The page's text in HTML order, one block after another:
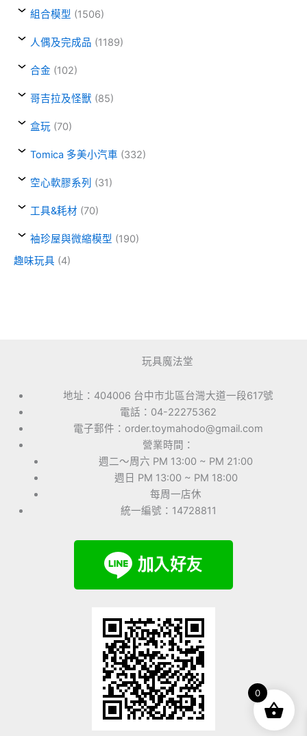
組合模型 (1506)
人偶及完成品 (1189)
合金 (102)
哥吉拉及怪獸 (85)
盒玩 (70)
Tomica 多美小汽車 (332)
空心軟膠系列 (31)
工具&耗材 (70)
袖珍屋與微縮模型 (190)
趣味玩具 (4)
玩具魔法堂
地址：404006 台中市北區台灣大道一段617號
電話：04-22275362
電子郵件：order.toymahodo@gmail.com
營業時間：
週二～周六 PM 13:00 ~ PM 21:00
週日 PM 13:00 ~ PM 18:00
每周一店休
統一編號：14728811
0